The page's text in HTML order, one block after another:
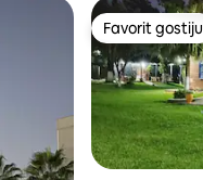
Favorit gostiju
Favorit gostiju